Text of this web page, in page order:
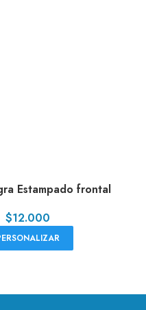
Estampado frontal
$12.000